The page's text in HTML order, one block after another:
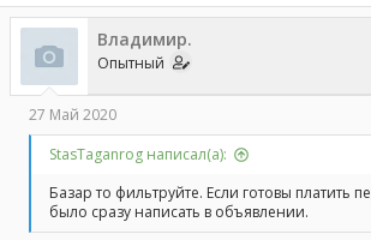
Владимир.
Опытный
27 Май 2020
StasTaganrog написал(а):
Базар то фильтруйте. Если готовы платить
было сразу написать в объявлении.